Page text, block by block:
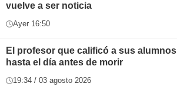
vuelve a ser noticia
Ayer 16:50
El profesor que calificó a sus alumnos
hasta el día antes de morir
19:34 / 03 agosto 2026